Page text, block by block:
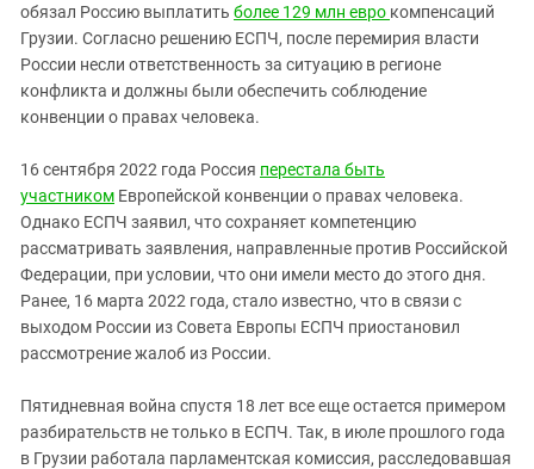
обязал Россию выплатить более 129 млн евро компенсаций
Грузии. Согласно решению ЕСПЧ, после перемирия власти
России несли ответственность за ситуацию в регионе
конфликта и должны были обеспечить соблюдение
конвенции о правах человека.
16 сентября 2022 года Россия перестала быть
участником Европейской конвенции о правах человека.
Однако ЕСПЧ заявил, что сохраняет компетенцию
рассматривать заявления, направленные против Российской
Федерации, при условии, что они имели место до этого дня.
Ранее, 16 марта 2022 года, стало известно, что в связи с
выходом России из Совета Европы ЕСПЧ приостановил
рассмотрение жалоб из России.
Пятидневная война спустя 18 лет все еще остается примером
разбирательств не только в ЕСПЧ. Так, в июле прошлого года
в Грузии работала парламентская комиссия, расследовавшая